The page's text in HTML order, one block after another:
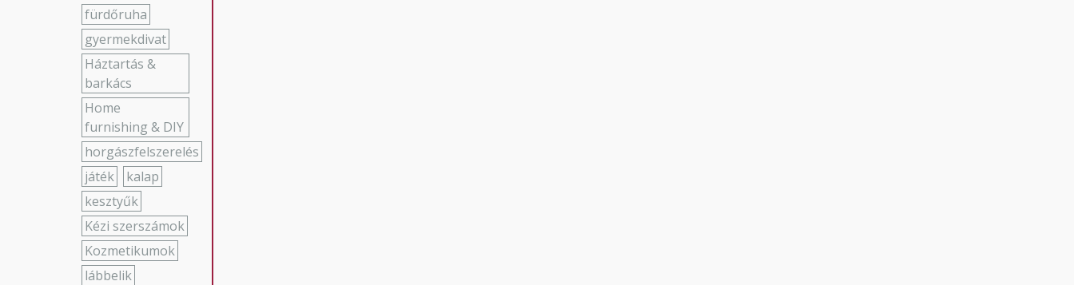
fürdőruha
gyermekdivat
Háztartás &
barkács
Home
furnishing & DIY
horgászfelszerelés
játék
kalap
kesztyűk
Kézi szerszámok
Kozmetikumok
lábbelik